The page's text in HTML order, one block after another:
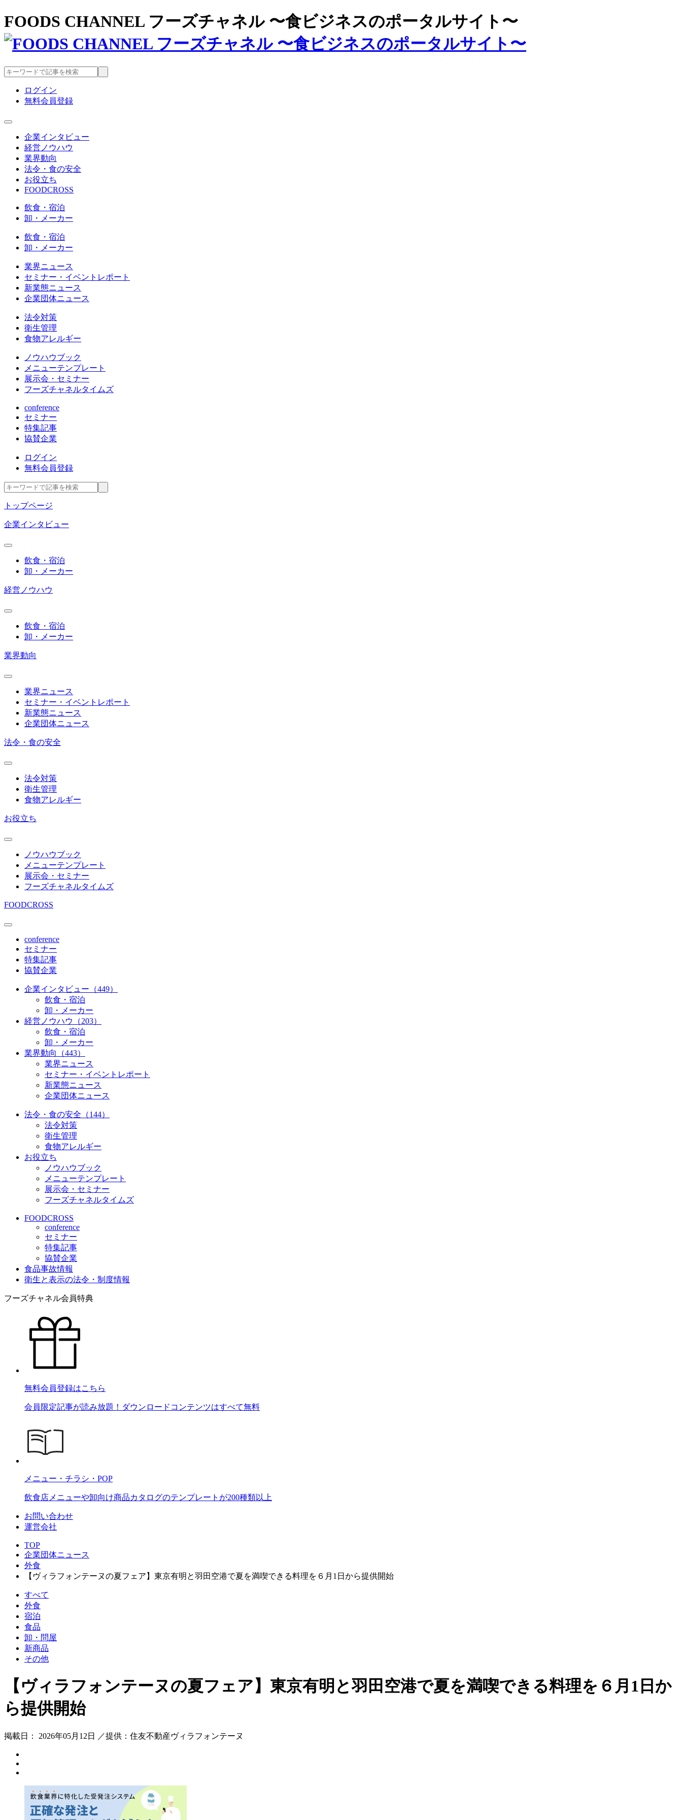
FOODS CHANNEL フーズチャネル 〜食ビジネスのポータルサイト〜
ログイン
無料会員登録
企業インタビュー
経営ノウハウ
業界動向
法令・食の安全
お役立ち
FOODCROSS
飲食・宿泊
卸・メーカー
飲食・宿泊
卸・メーカー
業界ニュース
セミナー・イベントレポート
新業態ニュース
企業団体ニュース
法令対策
衛生管理
食物アレルギー
ノウハウブック
メニューテンプレート
展示会・セミナー
フーズチャネルタイムズ
conference
セミナー
特集記事
協賛企業
ログイン
無料会員登録
トップページ
企業インタビュー
飲食・宿泊
卸・メーカー
経営ノウハウ
飲食・宿泊
卸・メーカー
業界動向
業界ニュース
セミナー・イベントレポート
新業態ニュース
企業団体ニュース
法令・食の安全
法令対策
衛生管理
食物アレルギー
お役立ち
ノウハウブック
メニューテンプレート
展示会・セミナー
フーズチャネルタイムズ
FOODCROSS
conference
セミナー
特集記事
協賛企業
企業インタビュー（449）
飲食・宿泊
卸・メーカー
経営ノウハウ（203）
飲食・宿泊
卸・メーカー
業界動向（443）
業界ニュース
セミナー・イベントレポート
新業態ニュース
企業団体ニュース
法令・食の安全（144）
法令対策
衛生管理
食物アレルギー
お役立ち
ノウハウブック
メニューテンプレート
展示会・セミナー
フーズチャネルタイムズ
FOODCROSS
conference
セミナー
特集記事
協賛企業
食品事故情報
衛生と表示の法令・制度情報
フーズチャネル会員特典
無料会員登録はこちら
会員限定記事が読み放題！ダウンロードコンテンツはすべて無料
メニュー・チラシ・POP
飲食店メニューや卸向け商品カタログのテンプレートが200種類以上
お問い合わせ
運営会社
TOP
企業団体ニュース
外食
【ヴィラフォンテーヌの夏フェア】東京有明と羽田空港で夏を満喫できる料理を６月1日から提供開始
すべて
外食
宿泊
食品
卸・問屋
新商品
その他
【ヴィラフォンテーヌの夏フェア】東京有明と羽田空港で夏を満喫できる料理を６月1日か
ら提供開始
掲載日： 2026年05月12日 ／提供：住友不動産ヴィラフォンテーヌ